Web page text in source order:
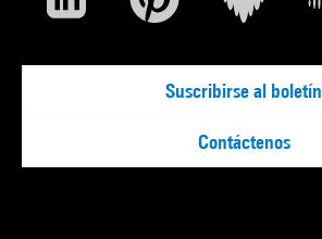
Suscribirse al boletín
Contáctenos